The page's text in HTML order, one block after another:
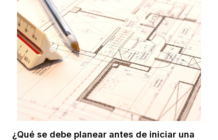
¿Qué se debe planear antes de iniciar una